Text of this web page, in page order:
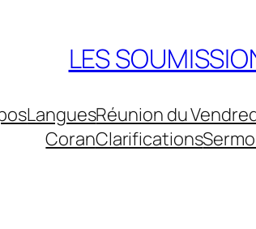
LES
LanguesRéunion du
CoranClarifications